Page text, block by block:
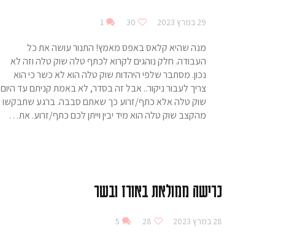
29 במרץ 2023 30
1
מנה שהיא קלאס באפס מאמץ! התנור עושה את כל
העבודה. חלק נוהגים לקרוא לכתף טלה שוק טלה וזה לא
נכון. מסתבר שלפי היהדות שוק טלה הוא לא כשר כי הוא
צריך לעבור ניקור.. אבל זה בסדר, לא באמת קניתם עד היום
שוק טלה אלא כתף/זרוע כך שאתם סבבה. ברגע שתבקשו
מהקצב שוק טלה הוא מיד יבין וייתן לכם כתף/זרוע. את…
כרישה ממולאת באורז ובשר
28 במרץ 2023 28
5